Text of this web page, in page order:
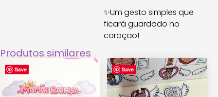
✨Um gesto simples que
ficará guardado no
coração!
Produtos similares
Save Save